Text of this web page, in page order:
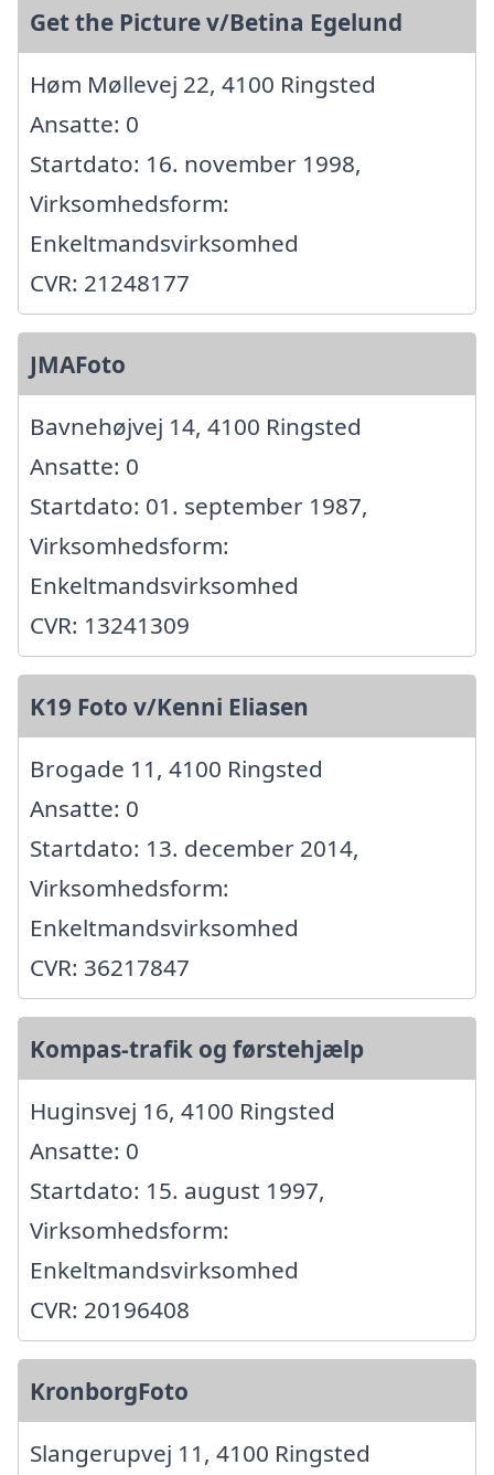
Get the Picture v/Betina Egelund
Høm Møllevej 22, 4100 Ringsted
Ansatte: 0
Startdato: 16. november 1998,
Virksomhedsform:
Enkeltmandsvirksomhed
CVR: 21248177
JMAFoto
Bavnehøjvej 14, 4100 Ringsted
Ansatte: 0
Startdato: 01. september 1987,
Virksomhedsform:
Enkeltmandsvirksomhed
CVR: 13241309
K19 Foto v/Kenni Eliasen
Brogade 11, 4100 Ringsted
Ansatte: 0
Startdato: 13. december 2014,
Virksomhedsform:
Enkeltmandsvirksomhed
CVR: 36217847
Kompas-trafik og førstehjælp
Huginsvej 16, 4100 Ringsted
Ansatte: 0
Startdato: 15. august 1997,
Virksomhedsform:
Enkeltmandsvirksomhed
CVR: 20196408
KronborgFoto
Slangerupvej 11, 4100 Ringsted